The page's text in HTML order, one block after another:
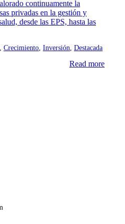
continuamente la
privadas en la gestión y
desde las EPS, hasta las
Crecimiento Inversión Destacada
Read more